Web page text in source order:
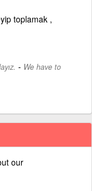
toplamak ,
- We have to
our